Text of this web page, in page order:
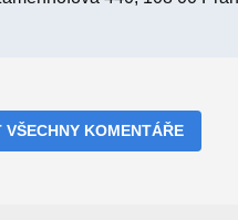
KOMENTÁŘE